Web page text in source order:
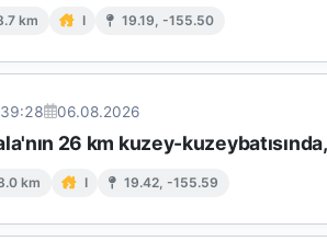
km I 19.19, -155.50
06.08.2026
26 km kuzey-
km I 19.42, -155.59